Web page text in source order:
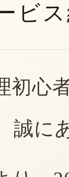
ビ
初心
誠に